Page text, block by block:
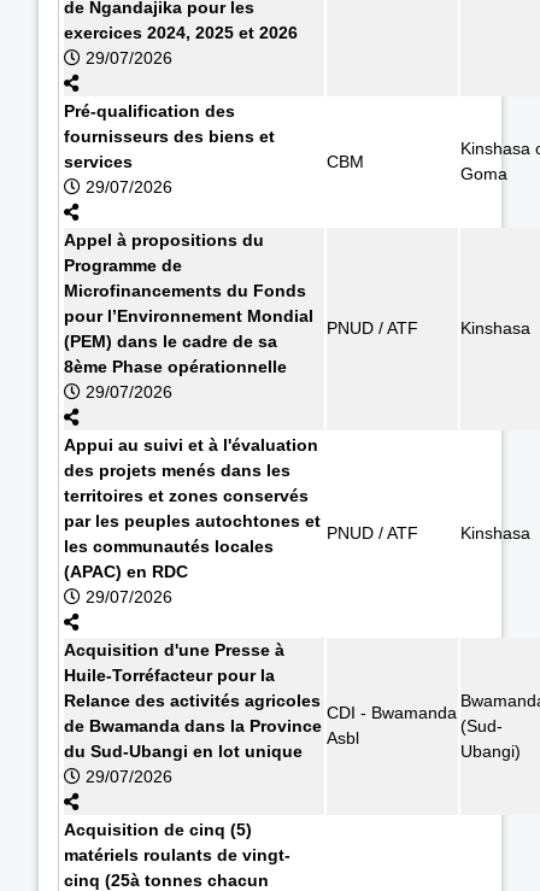
de Ngandajika pour les
exercices 2024, 2025 et 2026
29/07/2026
Pré-qualification des
fournisseurs des biens et
services
29/07/2026
CBM
Kinshasa
Goma
Appel à propositions du
Programme de
Microfinancements du Fonds
pour l’Environnement Mondial
(PEM) dans le cadre de sa
8ème Phase opérationnelle
29/07/2026
PNUD / ATF Kinshasa
Appui au suivi et à l'évaluation
des projets menés dans les
territoires et zones conservés
par les peuples autochtones et
les communautés locales
(APAC) en RDC
29/07/2026
PNUD / ATF Kinshasa
Acquisition d'une Presse à
Huile-Torréfacteur pour la
Relance des activités agricoles
de Bwamanda dans la Province
du Sud-Ubangi en lot unique
29/07/2026
CDI - Bwamanda
Asbl
(Sud-
Ubangi)
Acquisition de cinq (5)
matériels roulants de vingt-
cinq (25à tonnes chacun